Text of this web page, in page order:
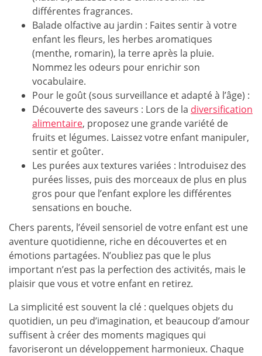
différentes fragrances.
Balade olfactive au jardin : Faites sentir à votre
enfant les fleurs, les herbes aromatiques
(menthe, romarin), la terre après la pluie.
Nommez les odeurs pour enrichir son
vocabulaire.
Pour le goût (sous surveillance et adapté à l’âge) :
Découverte des saveurs : Lors de la diversification
alimentaire, proposez une grande variété de
fruits et légumes. Laissez votre enfant manipuler,
sentir et goûter.
Les purées aux textures variées : Introduisez des
purées lisses, puis des morceaux de plus en plus
gros pour que l’enfant explore les différentes
sensations en bouche.
Chers parents, l’éveil sensoriel de votre enfant est une
aventure quotidienne, riche en découvertes et en
émotions partagées. N’oubliez pas que le plus
important n’est pas la perfection des activités, mais le
plaisir que vous et votre enfant en retirez.
La simplicité est souvent la clé : quelques objets du
quotidien, un peu d’imagination, et beaucoup d’amour
suffisent à créer des moments magiques qui
favoriseront un développement harmonieux. Chaque